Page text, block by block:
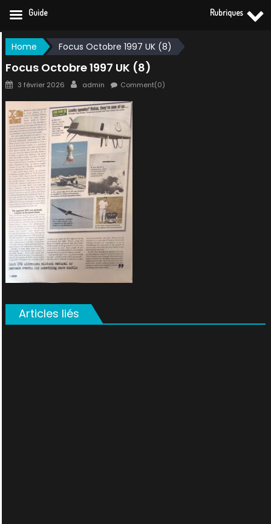
Skip
to
content
Home Focus Octobre 1997 UK (8)
Focus Octobre 1997 UK (8)
Posted
3 février 2026 Author
admin Comment(0)
Articles liés
Guide Rubriques